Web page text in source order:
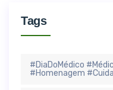
Tags
#DiaDoMédico
#Homenagem